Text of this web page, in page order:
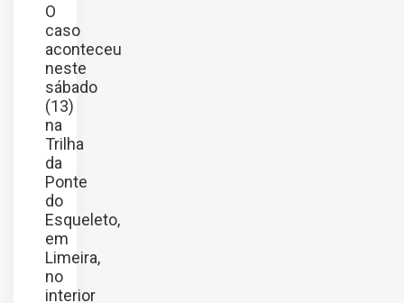
O
caso
aconteceu
neste
sábado
(13)
na
Trilha
da
Ponte
do
Esqueleto,
em
Limeira,
no
interior